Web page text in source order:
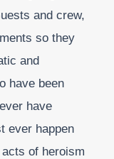
and crew,
so they
and
have been
have
ever happen
of heroism